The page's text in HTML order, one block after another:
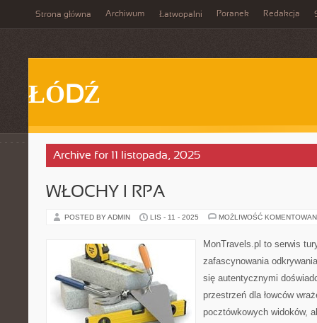
Strona główna Archiwum Łatwopalni Poranek Redakcja
ŁÓDŹ
Archive for 11 listopada, 2025
WŁOCHY I RPA
POSTED BY ADMIN LIS - 11 - 2025 MOŻLIWOŚĆ
MonTravels.pl to serwis
zafascynowania
się autentycznymi
przestrzeń dla łowców
pocztówkowych widoków,